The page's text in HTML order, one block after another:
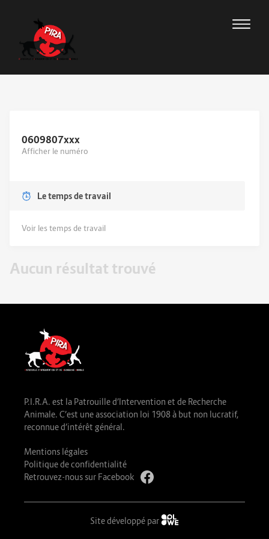
0609807xxx
Afficher le numéro
Le temps de travail
Voir les temps de travail
Aucun résultat trouvé
P.I.R.A. est la Patrouille d’Intervention et de Recherche
Animale. C’est une association loi 1908 à but non lucratif,
reconnue d’intérêt général.
Mentions légales
Politique de confidentialité
Retrouvez-nous sur Facebook
Site développé par